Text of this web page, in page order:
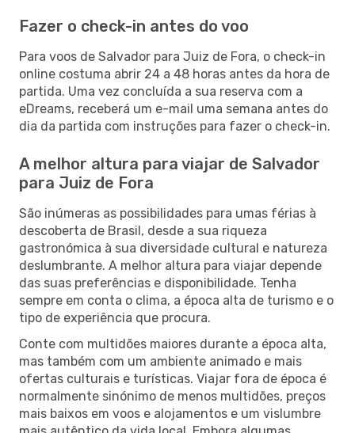
Fazer o check-in antes do voo
Para voos de Salvador para Juiz de Fora, o check-in
online costuma abrir 24 a 48 horas antes da hora de
partida. Uma vez concluída a sua reserva com a
eDreams, receberá um e-mail uma semana antes do
dia da partida com instruções para fazer o check-in.
A melhor altura para viajar de Salvador
para Juiz de Fora
São inúmeras as possibilidades para umas férias à
descoberta de Brasil, desde a sua riqueza
gastronómica à sua diversidade cultural e natureza
deslumbrante. A melhor altura para viajar depende
das suas preferências e disponibilidade. Tenha
sempre em conta o clima, a época alta de turismo e o
tipo de experiência que procura.
Conte com multidões maiores durante a época alta,
mas também com um ambiente animado e mais
ofertas culturais e turísticas. Viajar fora de época é
normalmente sinónimo de menos multidões, preços
mais baixos em voos e alojamentos e um vislumbre